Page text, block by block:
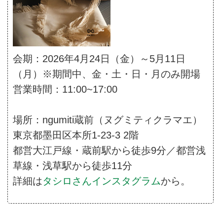
気に入りのアイテムを紹介しても
らいました。
会期：2026年4月24日（金）～5月11日
（月）※期間中、金・土・日・月のみ開場
営業時間：11:00~17:00
場所：ngumiti蔵前（ヌグミティクラマエ）
東京都墨田区本所1-23-3 2階
都営大江戸線・蔵前駅から徒歩9分／都営浅
草線・浅草駅から徒歩11分
詳細はタシロさんインスタグラムから。